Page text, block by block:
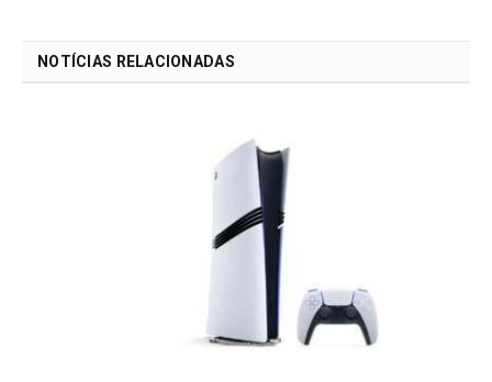
NOTÍCIAS RELACIONADAS